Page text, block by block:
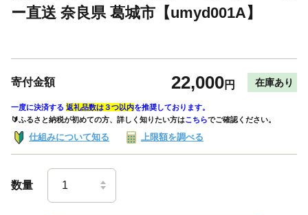
ー直送 奈良県 葛城市【umyd001A】
寄付金額 22,000円 在庫あり
一度に決済する 返礼品数は３つ以内を推奨しております。
🔰ふるさと納税が初めての方、詳しく知りたい方はこちらでご確認ください。
仕組みについて知る 上限額を調べる
数量